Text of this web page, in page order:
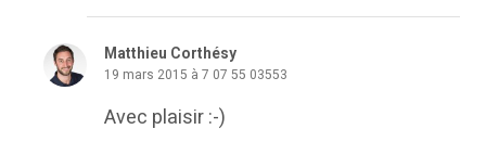
Matthieu Corthésy
19 mars 2015 à 7 07 55 03553
Avec plaisir :-)